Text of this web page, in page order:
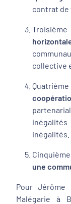
contrat de
collective
inégalités
inégalités.
une
Pour Jérôme
Malégarie à